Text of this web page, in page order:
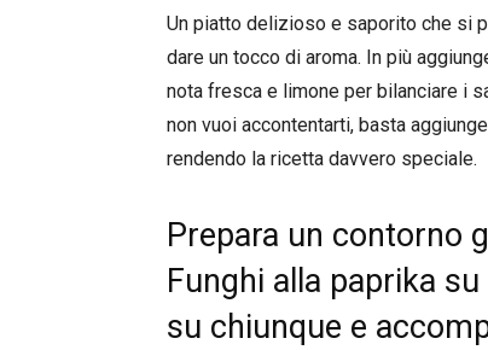
Un piatto delizioso e saporito che si
dare un tocco di aroma. In più
nota fresca e limone per bilanciare i
non vuoi accontentarti, basta
rendendo la ricetta davvero speciale.
Prepara un contorno
Funghi alla paprika
su chiunque e